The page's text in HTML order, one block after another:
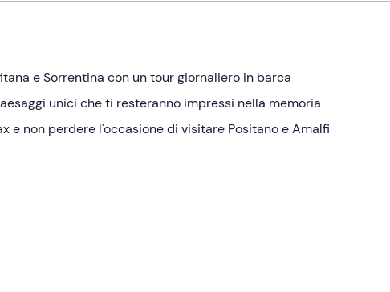
e Sorrentina con un tour giornaliero in barca
unici che ti resteranno impressi nella memoria
e non perdere l'occasione di visitare Positano e Amalfi